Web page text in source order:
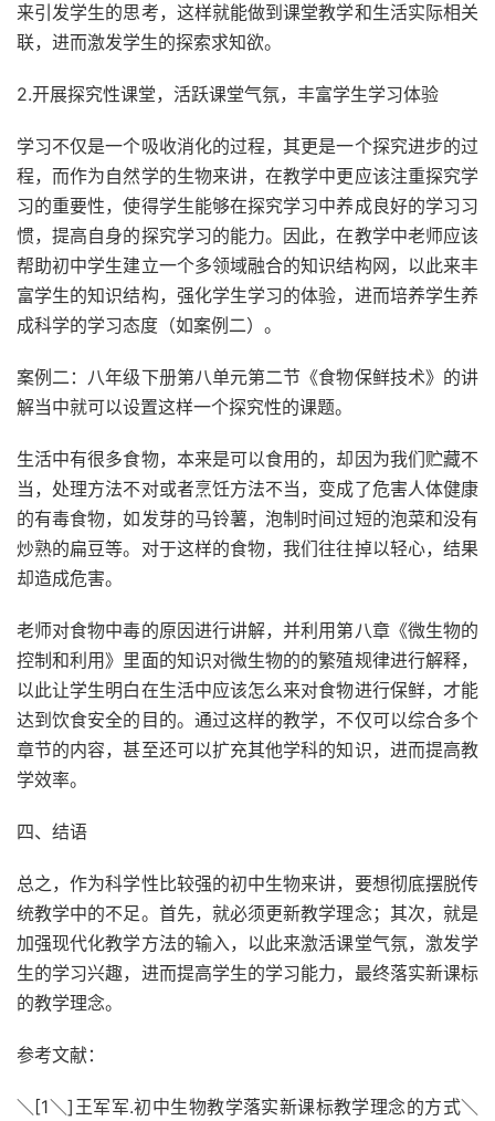
来引发学生的思考，这样就能做到课堂教学和生活实际相关
联，进而激发学生的探索求知欲。
2.开展探究性课堂，活跃课堂气氛，丰富学生学习体验
学习不仅是一个吸收消化的过程，其更是一个探究进步的过
程，而作为自然学的生物来讲，在教学中更应该注重探究学
习的重要性，使得学生能够在探究学习中养成良好的学习习
惯，提高自身的探究学习的能力。因此，在教学中老师应该
帮助初中学生建立一个多领域融合的知识结构网，以此来丰
富学生的知识结构，强化学生学习的体验，进而培养学生养
成科学的学习态度（如案例二）。
案例二：八年级下册第八单元第二节《食物保鲜技术》的讲
解当中就可以设置这样一个探究性的课题。
生活中有很多食物，本来是可以食用的，却因为我们贮藏不
当，处理方法不对或者烹饪方法不当，变成了危害人体健康
的有毒食物，如发芽的马铃薯，泡制时间过短的泡菜和没有
炒熟的扁豆等。对于这样的食物，我们往往掉以轻心，结果
却造成危害。
老师对食物中毒的原因进行讲解，并利用第八章《微生物的
控制和利用》里面的知识对微生物的的繁殖规律进行解释，
以此让学生明白在生活中应该怎么来对食物进行保鲜，才能
达到饮食安全的目的。通过这样的教学，不仅可以综合多个
章节的内容，甚至还可以扩充其他学科的知识，进而提高教
学效率。
四、结语
总之，作为科学性比较强的初中生物来讲，要想彻底摆脱传
统教学中的不足。首先，就必须更新教学理念；其次，就是
加强现代化教学方法的输入，以此来激活课堂气氛，激发学
生的学习兴趣，进而提高学生的学习能力，最终落实新课标
的教学理念。
参考文献：
＼[1＼]王军军.初中生物教学落实新课标教学理念的方式＼